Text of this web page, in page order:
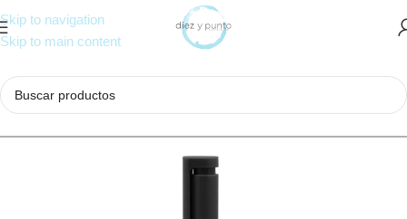
Skip to navigation
Skip to main content